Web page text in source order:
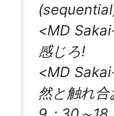
<MD
感じろ!
<MD
然と触れ合